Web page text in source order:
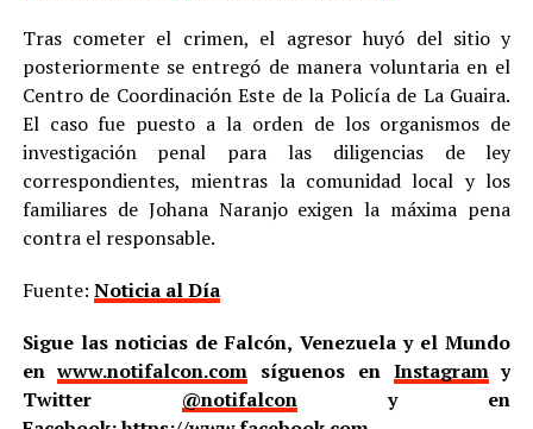
Tras cometer el crimen, el agresor huyó del sitio y
posteriormente se entregó de manera voluntaria en el
Centro de Coordinación Este de la Policía de La Guaira.
El caso fue puesto a la orden de los organismos de
investigación penal para las diligencias de ley
correspondientes, mientras la comunidad local y los
familiares de Johana Naranjo exigen la máxima pena
contra el responsable.
Fuente: Noticia al Día
Sigue las noticias de Falcón, Venezuela y el Mundo
enwww.notifalcon.com síguenos en Instagramy
Twitter @notifalcony en